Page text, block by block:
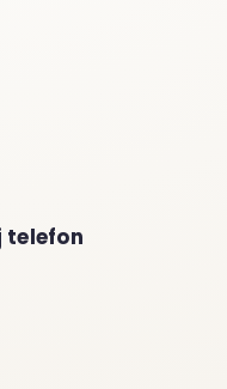
telefon